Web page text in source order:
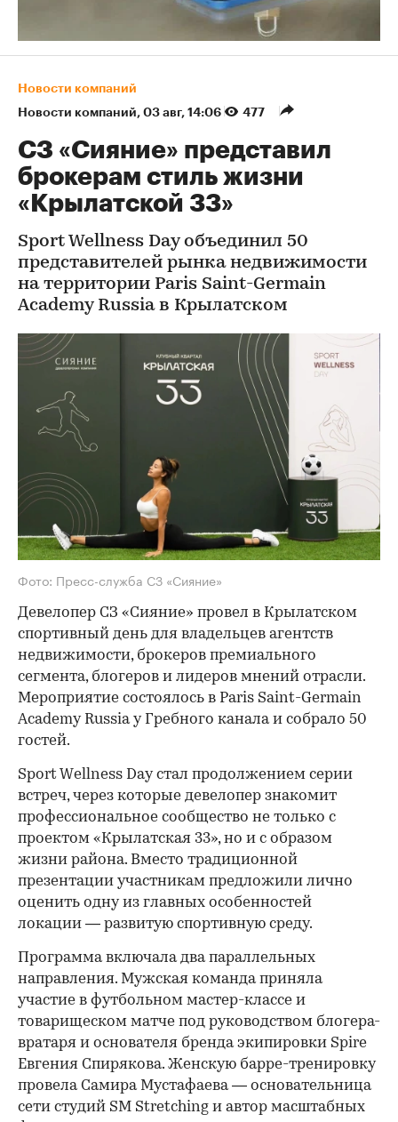
Новости компаний
Новости компаний⁠, 03 авг, 14:06 477
СЗ «Сияние» представил
брокерам стиль жизни
«Крылатской 33»
Sport Wellness Day объединил 50
представителей рынка недвижимости
на территории Paris Saint-Germain
Academy Russia в Крылатском
Фото: Пресс-служба СЗ «Сияние»
Девелопер СЗ «Сияние» провел в Крылатском
спортивный день для владельцев агентств
недвижимости, брокеров премиального
сегмента, блогеров и лидеров мнений отрасли.
Мероприятие состоялось в Paris Saint-Germain
Academy Russia у Гребного канала и собрало 50
гостей.
Sport Wellness Day стал продолжением серии
встреч, через которые девелопер знакомит
профессиональное сообщество не только с
проектом «Крылатская 33», но и с образом
жизни района. Вместо традиционной
презентации участникам предложили лично
оценить одну из главных особенностей
локации — развитую спортивную среду.
Программа включала два параллельных
направления. Мужская команда приняла
участие в футбольном мастер-классе и
товарищеском матче под руководством блогера-
вратаря и основателя бренда экипировки Spire
Евгения Спирякова. Женскую барре-тренировку
провела Самира Мустафаева — основательница
сети студий SM Stretching и автор масштабных